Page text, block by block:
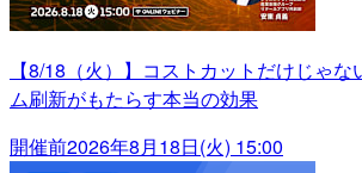
【8/18（火）】コストカットだけじゃ
ム刷新がもたらす本当の効果
開催前2026年8月18日(火) 15:00